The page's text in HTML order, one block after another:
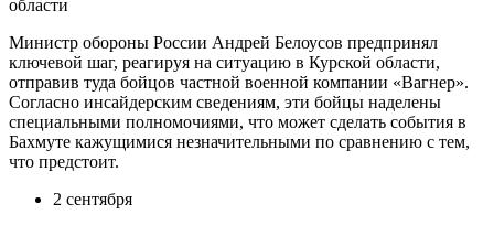
области
Министр обороны России Андрей Белоусов предпринял
ключевой шаг, реагируя на ситуацию в Курской области,
отправив туда бойцов частной военной компании «Вагнер».
Согласно инсайдерским сведениям, эти бойцы наделены
специальными полномочиями, что может сделать события в
Бахмуте кажущимися незначительными по сравнению с тем,
что предстоит.
2 сентября